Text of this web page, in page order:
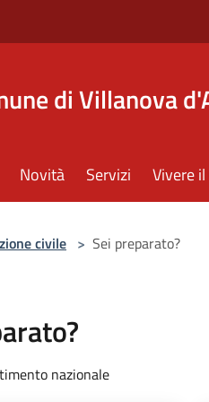
di Villanova
Novità Servizi Vivere
civile > Sei preparato?
nazionale